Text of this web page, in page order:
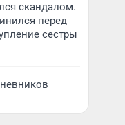
скандалом.
перед
сестры